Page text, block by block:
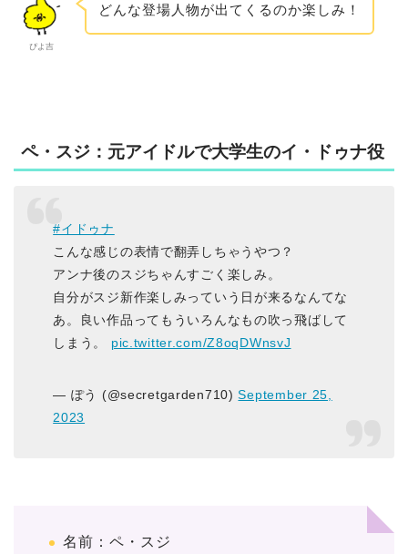
ぴよ吉
どんな登場人物が出てくるのか楽しみ！
ペ・スジ：元アイドルで大学生のイ・ドゥナ役
#イドゥナ
こんな感じの表情で翻弄しちゃうやつ？
アンナ後のスジちゃんすごく楽しみ。
自分がスジ新作楽しみっていう日が来るなんてな
あ。良い作品ってもういろんなもの吹っ飛ばして
しまう。 pic.twitter.com/Z8oqDWnsvJ
— ぽう (@secretgarden710)September 25,
2023
名前：ペ・スジ